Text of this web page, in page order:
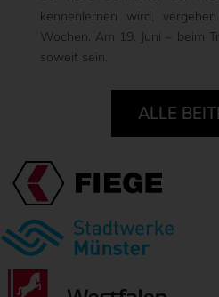
kennenlernen wird,
Wochen. Am 19. Juni – beim
soweit sein.
ALLE